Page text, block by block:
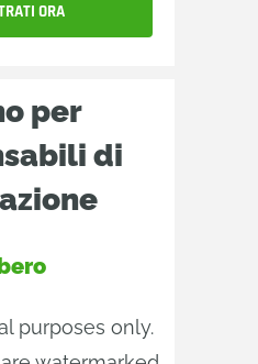
ORA
per
di
purposes only.